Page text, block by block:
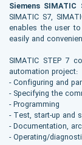
Siemens SIMATIC
SIMATIC S7,
enables the user
easily and
SIMATIC STEP 7
automation project:
- Configuring and
- Specifying the
- Programming
- Test, start-up and
- Documentation,
- Operating/